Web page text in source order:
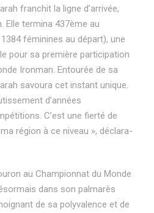
franchit la ligne d’arrivée,
Elle termina 437ème au
féminines au départ), une
pour sa première participation
Ironman. Entourée de sa
savoura cet instant unique.
d’années
C’est une fierté de
région à ce niveau », déclara-
au Championnat du Monde
dans son palmarès
de sa polyvalence et de